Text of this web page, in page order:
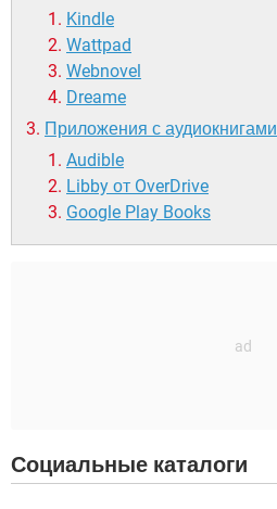
Kindle
Wattpad
Webnovel
Dreame
Приложения с аудиокнигами
Audible
Libby от OverDrive
Google Play Books
Социальные каталоги